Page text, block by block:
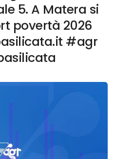
5. A Matera si
povertà 2026
#agr